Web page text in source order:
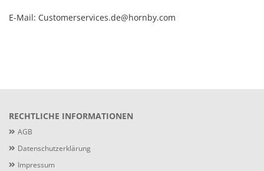
E-Mail: Customerservices.de@hornby.com
RECHTLICHE INFORMATIONEN
AGB
Datenschutzerklärung
Impressum